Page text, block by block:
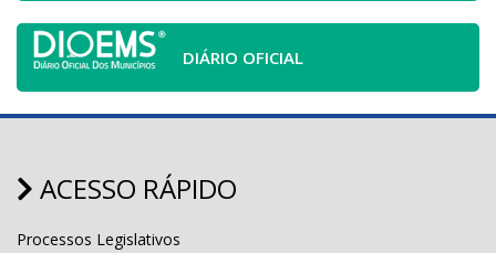
DIÁRIO OFICIAL
ACESSO RÁPIDO
Processos Legislativos